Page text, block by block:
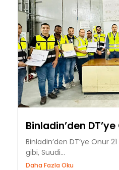
Binladin’den
Binladin’den DT’ye Onur
gibi, Suudi...
Daha Fazla Oku